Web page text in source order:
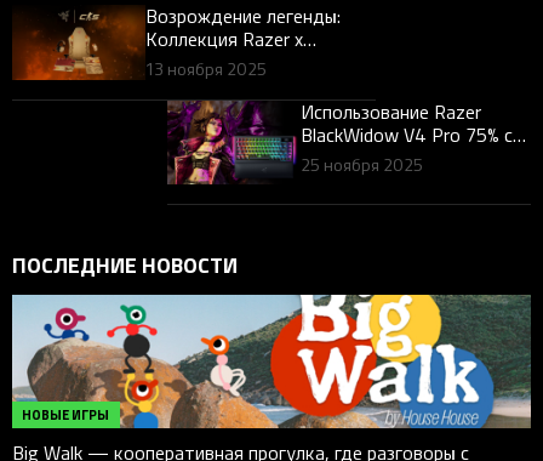
Возрождение легенды:
Коллекция Razer x
Counter-Strike 2 Dragon
13 ноября 2025
Использование Razer
BlackWidow V4 Pro 75% с
Vex в Borderlands 4
25 ноября 2025
ПОСЛЕДНИЕ НОВОСТИ
НОВЫЕ ИГРЫ
Big Walk — кооперативная прогулка, где разговоры с